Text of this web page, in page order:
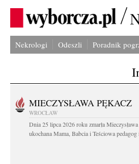
Nekrologi Odeszli Poradnik
MIECZYSŁAWA PĘKACZ
WROCŁAW
Dnia 25 lipca 2026 roku zmarła
ukochana Mama, Babcia i Teściowa pedagog